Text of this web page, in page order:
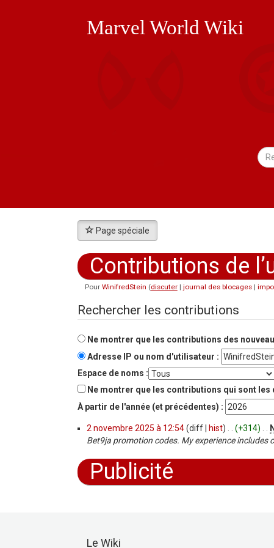
Marvel World Wiki
Page spéciale
Contributions de
Pour WinifredStein (discuter| journal des blocages|
Rechercher les contributions
Ne montrer que les contributions des
Adresse IP ou nom d'utilisateur :
Espace de noms :
Ne montrer que les contributions qui sont
À partir de l'année (et précédentes) :
2 novembre 2025 à 12:54(diff | hist) (+314) N
Bet9ja promotion codes. My experience
Publicité
Le Wiki